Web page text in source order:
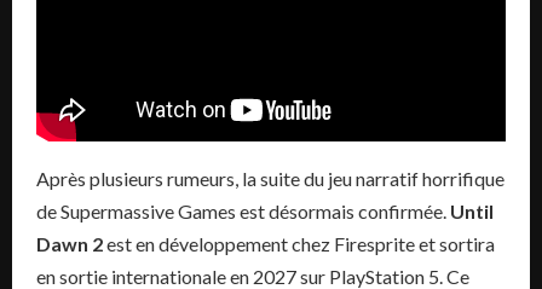
Après plusieurs rumeurs, la suite du jeu narratif horrifique
de Supermassive Games est désormais confirmée. Until
Dawn 2est en développement chez Firesprite et sortira
en sortie internationale en 2027 sur PlayStation 5. Ce